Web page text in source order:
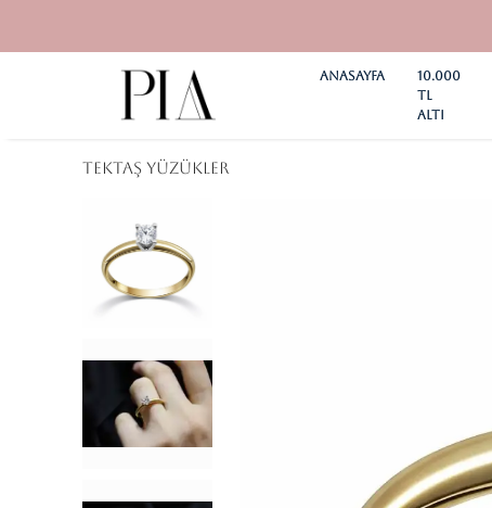
Anasayfa
10.000
TL
ALTI
Tektaş Yüzükler